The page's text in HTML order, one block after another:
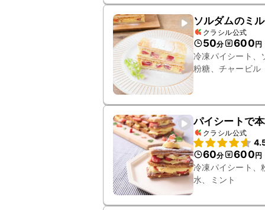
ソルダムのミ
クラシル公式
50分 600円
冷凍パイシート、
粉糖、チャービル
パイシートで
クラシル公式
60分 600円
冷凍パイシート、
水、ミント